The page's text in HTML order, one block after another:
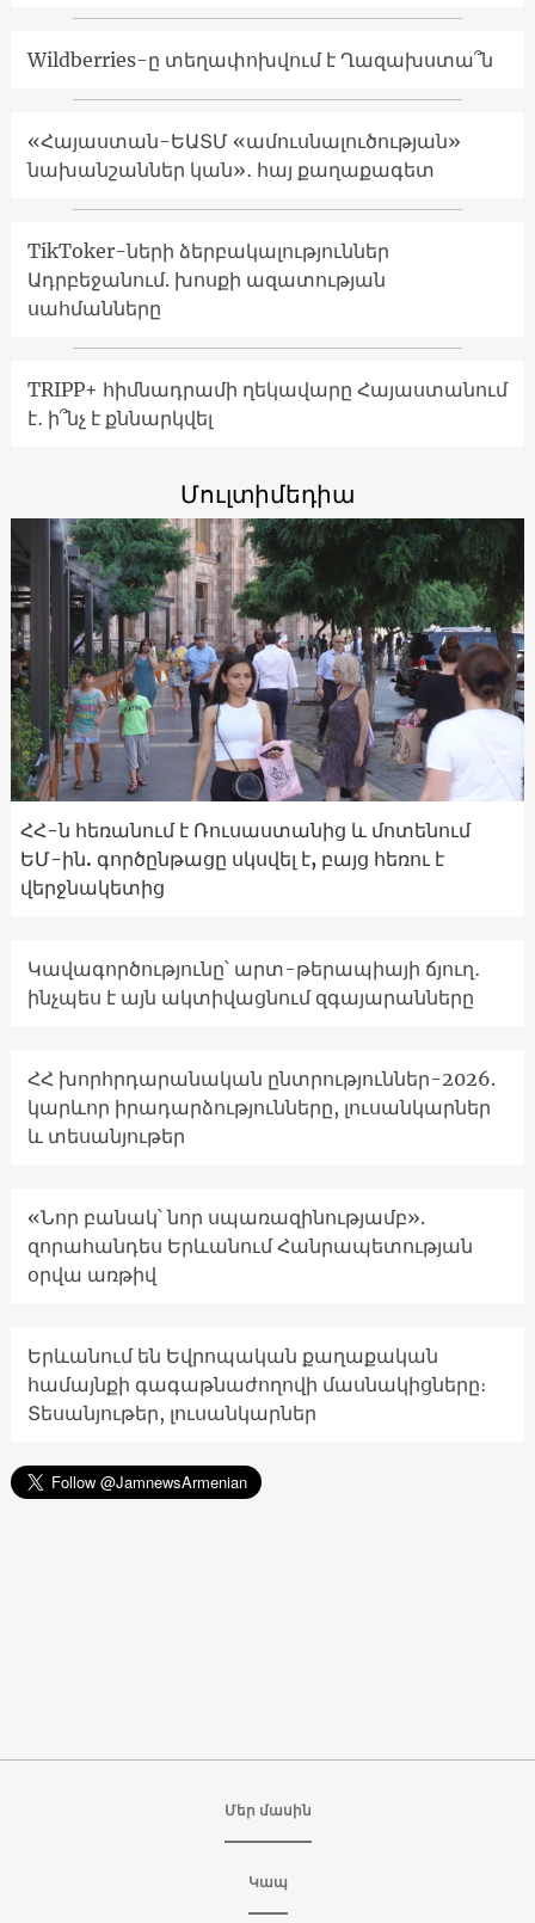
Wildberries-ը տեղափոխվում է Ղազախստա՞ն
«Հայաստան-ԵԱՏՄ «ամուսնալուծության»
նախանշաններ կան»․ հայ քաղաքագետ
TikToker-ների ձերբակալություններ
Ադրբեջանում. խոսքի ազատության
սահմանները
TRIPP+ հիմնադրամի ղեկավարը Հայաստանում
է․ ի՞նչ է քննարկվել
Մուլտիմեդիա
ՀՀ-ն հեռանում է Ռուսաստանից և մոտենում
ԵՄ-ին. գործընթացը սկսվել է, բայց հեռու է
վերջնակետից
Կավագործությունը՝ արտ-թերապիայի ճյուղ․
ինչպես է այն ակտիվացնում զգայարանները
ՀՀ խորհրդարանական ընտրություններ-2026.
կարևոր իրադարձությունները, լուսանկարներ
և տեսանյութեր
«Նոր բանակ՝ նոր սպառազինությամբ».
զորահանդես Երևանում Հանրապետության
օրվա առթիվ
Երևանում են Եվրոպական քաղաքական
համայնքի գագաթնաժողովի մասնակիցները։
Տեսանյութեր, լուսանկարներ
Մեր մասին
Կապ